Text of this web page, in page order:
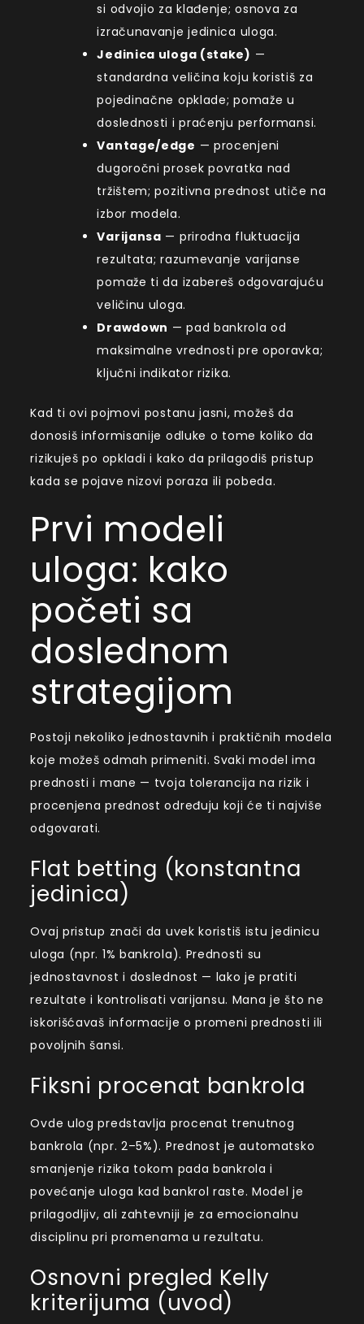
si odvojio zaklađenje; osnova za
izračunavanje jedinica uloga.
Jedinica uloga (stake) —
standardna veličina koju koristiš za
pojedinačne opklade; pomaže u
doslednosti i praćenju performansi.
Vantage/edge — procenjeni
dugoročni prosek povratka nad
tržištem; pozitivna prednost utiče na
izbor modela.
Varijansa — prirodna fluktuacija
rezultata; razumevanje varijanse
pomaže ti da izabereš odgovarajuću
veličinu uloga.
Drawdown — pad bankrola od
maksimalne vrednosti pre oporavka;
ključni indikator rizika.
Kad ti ovi pojmovi postanu jasni, možeš da
donosiš informisanije odluke o tome koliko da
rizikuješ po opkladi i kako da prilagodiš pristup
kada se pojave nizovi poraza ili pobeda.
Prvi modeli
uloga: kako
početi sa
doslednom
strategijom
Postoji nekoliko jednostavnih i praktičnih modela
koje možeš odmah primeniti. Svaki model ima
prednosti i mane — tvoja tolerancija na rizik i
procenjena prednost određuju koji će ti najviše
odgovarati.
Flat betting (konstantna
jedinica)
Ovaj pristup znači da uvek koristiš istu jedinicu
uloga (npr. 1% bankrola). Prednosti su
jednostavnost i doslednost — lako je pratiti
rezultate i kontrolisati varijansu. Mana je što ne
iskorišćavaš informacije o promeni prednosti ili
povoljnih šansi.
Fiksni procenat bankrola
Ovde ulog predstavlja procenat trenutnog
bankrola (npr. 2–5%). Prednost je automatsko
smanjenje rizika tokom pada bankrola i
povećanje uloga kad bankrol raste. Model je
prilagodljiv, ali zahtevniji je za emocionalnu
disciplinu pri promenama u rezultatu.
Osnovni pregled Kelly
kriterijuma (uvod)